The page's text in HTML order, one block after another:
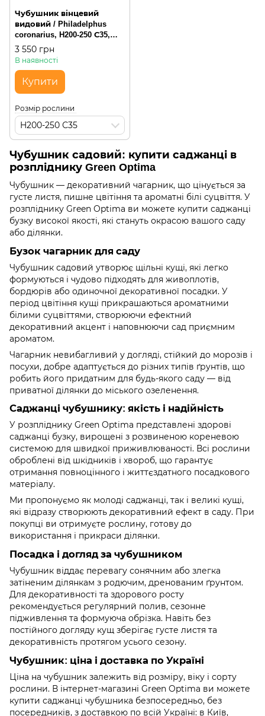
Чубушник вінцевий
видовий / Philadelphus
coronarius, H200-250 С35,
багатостовбурна
чагарникова
3 550 грн
В наявності
Купити
Розмір рослини
H200-250 С35
Чубушник садовий: купити саджанці в
розпліднику Green Optima
Чубушник — декоративний чагарник, що цінується за
густе листя, пишне цвітіння та ароматні білі суцвіття. У
розпліднику Green Optima ви можете купити саджанці
бузку високої якості, які стануть окрасою вашого саду
або ділянки.
Бузок чагарник для саду
Чубушник садовий утворює щільні кущі, які легко
формуються і чудово підходять для живоплотів,
бордюрів або одиночної декоративної посадки. У
період цвітіння кущі прикрашаються ароматними
білими суцвіттями, створюючи ефектний
декоративний акцент і наповнюючи сад приємним
ароматом.
Чагарник невибагливий у догляді, стійкий до морозів і
посухи, добре адаптується до різних типів ґрунтів, що
робить його придатним для будь-якого саду — від
приватної ділянки до міського озеленення.
Саджанці чубушнику: якість і надійність
У розпліднику Green Optima представлені здорові
саджанці бузку, вирощені з розвиненою кореневою
системою для швидкої приживлюваності. Всі рослини
оброблені від шкідників і хвороб, що гарантує
отримання повноцінного і життєздатного посадкового
матеріалу.
Ми пропонуємо як молоді саджанці, так і великі кущі,
які відразу створюють декоративний ефект в саду. При
покупці ви отримуєте рослину, готову до
використання і прикраси ділянки.
Посадка і догляд за чубушником
Чубушник віддає перевагу сонячним або злегка
затіненим ділянкам з родючим, дренованим ґрунтом.
Для декоративності та здорового росту
рекомендується регулярний полив, сезонне
підживлення та формуюча обрізка. Навіть без
постійного догляду кущ зберігає густе листя та
декоративність протягом усього сезону.
Чубушник: ціна і доставка по Україні
Ціна на чубушник залежить від розміру, віку і сорту
рослини. В інтернет-магазині Green Optima ви можете
купити саджанці чубушника безпосередньо, без
посередників, з доставкою по всій Україні: в Київ,